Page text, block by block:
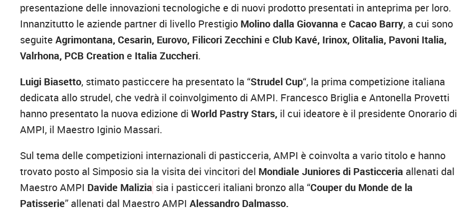
presentazione delle innovazioni tecnologiche e di nuovi prodotto presentati in anteprima per loro.
Innanzitutto le aziende partner di livello Prestigio Molino dalla Giovanna e Cacao Barry, a cui sono
seguiteAgrimontana, Cesarin, Eurovo, Filicori Zecchini e Club Kavé, Irinox, Olitalia, Pavoni Italia,
Valrhona, PCB Creation e Italia Zuccheri.
Luigi Biasetto, stimato pasticcere ha presentato la “Strudel Cup“, la prima competizione italiana
dedicata allo strudel, che vedrà il coinvolgimento di AMPI. Francesco Briglia e Antonella Provetti
hanno presentato la nuova edizione diWorld Pastry Stars, il cui ideatore è il presidente Onorario di
AMPI, il Maestro Iginio Massari.
Sul tema delle competizioni internazionali di pasticceria, AMPI è coinvolta a vario titolo e hanno
trovato posto al Simposio sia la visita dei vincitori del Mondiale Juniores di Pasticceria allenati dal
Maestro AMPI Davide Malizia sia i pasticceri italiani bronzo alla “Couper du Monde de la
Patisserie” allenati dal Maestro AMPIAlessandro Dalmasso.